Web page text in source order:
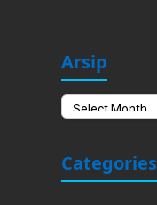
ArsipArsip
Categories